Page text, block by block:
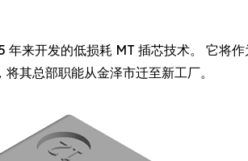
来开发的低损耗 MT 插芯技术。 它将
其总部职能从金泽市迁至新工厂。